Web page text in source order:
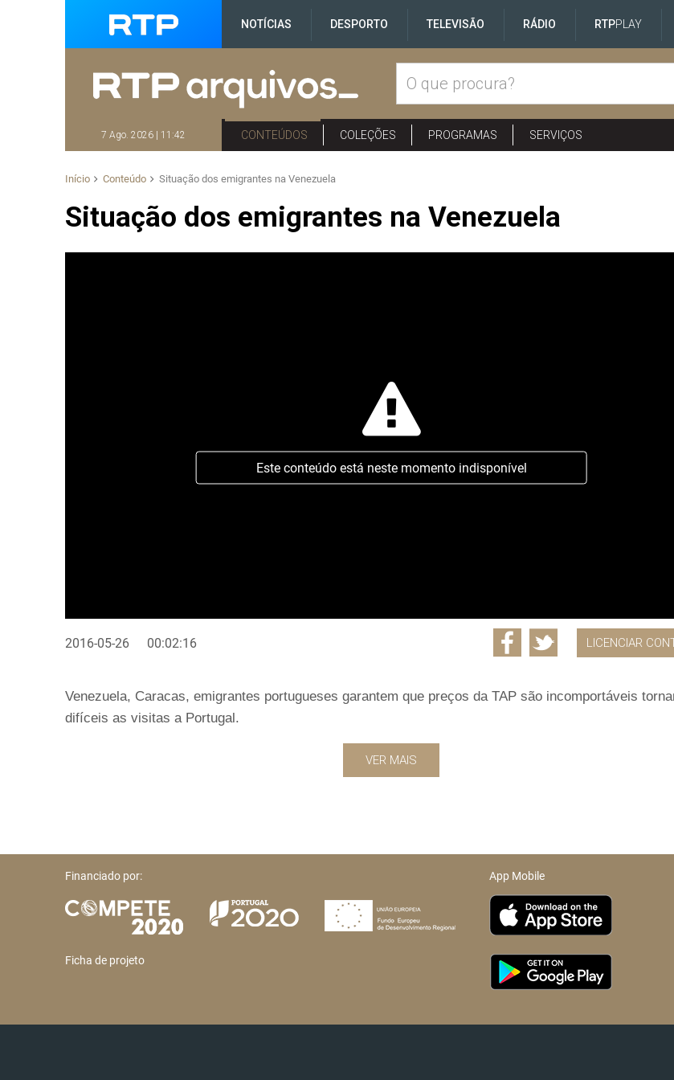
NOTÍCIAS DESPORTO TELEVISÃO RÁDIO RTPPLAY
7 Ago. 2026 | 11:42 CONTEÚDOS COLEÇÕES PROGRAMAS SERVIÇOS
Início Conteúdo Situação dos emigrantes na Venezuela
Situação dos emigrantes na Venezuela
Este conteúdo está neste momento indisponível
2016-05-26 00:02:16 LICENCIAR
Venezuela, Caracas, emigrantes portugueses garantem que preços da TAP são incomportáveis
difíceis as visitas a Portugal.
VER MAIS
Financiado por:
Ficha de projeto
App Mobile